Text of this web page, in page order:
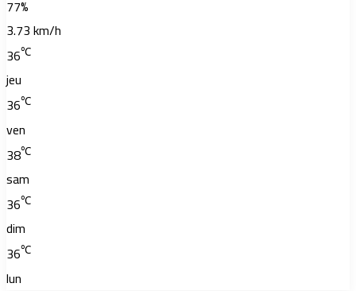
77%
3.73 km/h
36℃
jeu
36℃
ven
38℃
sam
36℃
dim
36℃
lun